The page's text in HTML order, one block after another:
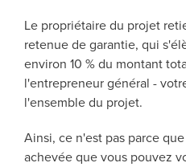
Le propriétaire du projet
retenue de garantie, qui
environ 10 % du montant
l'entrepreneur général -
l'ensemble du projet.
Ainsi, ce n'est pas parce
achevée que vous pouvez